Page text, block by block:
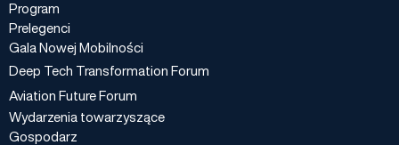
Program
Prelegenci
Gala Nowej Mobilności
Deep Tech Transformation Forum
Aviation Future Forum
Wydarzenia towarzyszące
Gospodarz